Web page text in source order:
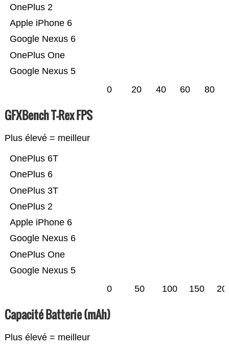
Google Nexus 5
OnePlus One
Google Nexus 6
Apple iPhone 6
OnePlus 2
0 20 40 60 80
GFXBench T-Rex FPS
Plus élevé = meilleur
Google Nexus 5
OnePlus One
Google Nexus 6
Apple iPhone 6
OnePlus 2
OnePlus 3T
OnePlus 6
OnePlus 6T
0 50 100 150
Capacité Batterie (mAh)
Plus élevé = meilleur